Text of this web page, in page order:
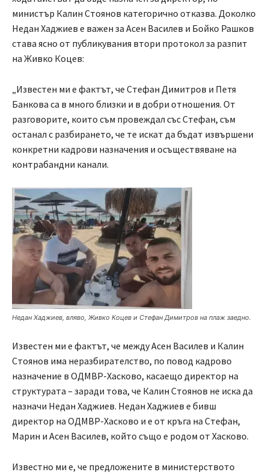
министър Калин Стоянов категорично отказва. Доколко
Недан Хаджиев е важен за Асен Василев и Бойко Рашков
става ясно от публикувания втори протокол за разпит
на Живко Коцев:
„Известен ми е фактът, че Стефан Димитров и Петя
Банкова са в много близки и в добри отношения. От
разговорите, които съм провеждал със Стефан, съм
останал с разбирането, че те искат да бъдат извършени
конкретни кадрови назначения и осъществяване на
контрабандни канали.
Недан Хаджиев, вляво, Живко Коцев и Стефан Димитров на плаж заедно.
Известен ми е фактът, че между Асен Василев и Калин
Стоянов има неразбирателство, по повод кадрово
назначение в ОДМВР-Хасково, касаещо директор на
структурата – заради това, че Калин Стоянов не иска да
назначи Недан Хаджиев. Недан Хаджиев е бивш
директор на ОДМВР-Хасково и е от кръга на Стефан,
Марин и Асен Василев, който също е родом от Хасково.
Известно ми е, че предложените в министерството